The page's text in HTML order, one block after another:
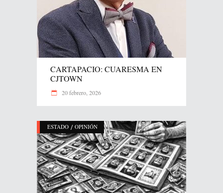
CARTAPACIO: CUARESMA EN
CJTOWN
20 febrero, 2026
ESTADO / OPINIÓN